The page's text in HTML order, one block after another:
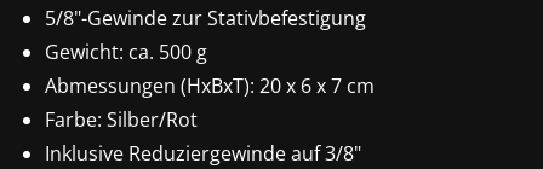
5/8"-Gewinde zur Stativbefestigung
Gewicht: ca. 500 g
Abmessungen (HxBxT): 20 x 6 x 7 cm
Farbe: Silber/Rot
Inklusive Reduziergewinde auf 3/8"